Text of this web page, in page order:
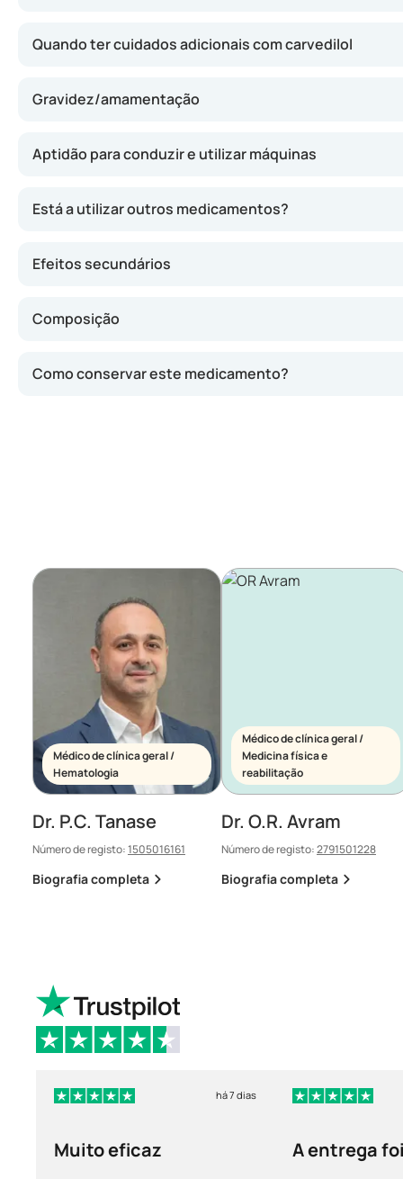
Quando ter cuidados adicionais com carvedilol
Gravidez/amamentação
Aptidão para conduzir e utilizar máquinas
Está a utilizar outros medicamentos?
Efeitos secundários
Composição
Como conservar este medicamento?
Médico de clínica geral /
Hematologia
Dr. P.C. Tanase
Número de registo:1505016161
Biografia completa
Médico de clínica geral /
Medicina física e
reabilitação
Dr. O.R. Avram
Número de registo:2791501228
Biografia completa
há 7 dias
Muito eficaz
A entrega